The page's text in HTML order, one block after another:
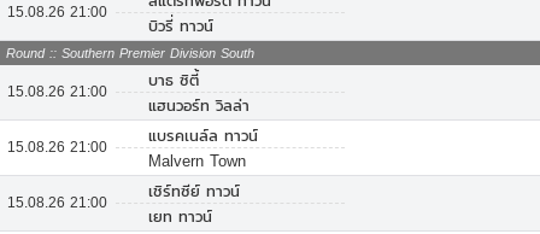
15.08.26 21:00
บิวรี่ ทาวน์
Round :: Southern Premier Division South
15.08.26 21:00
บาธ ซิตี้
แฮนวอร์ท วิลล่า
15.08.26 21:00
แบรคเนล์ล ทาวน์
Malvern Town
15.08.26 21:00
เชิร์ทซีย์ ทาวน์
เยท ทาวน์